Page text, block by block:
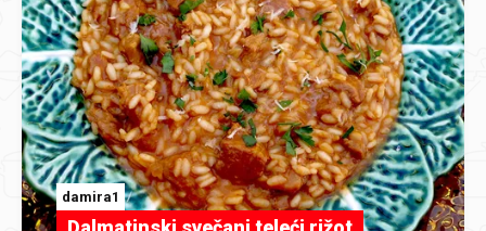
damira1